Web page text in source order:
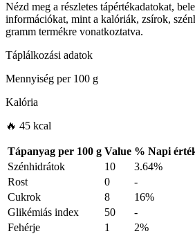
Nézd meg a részletes tápértékadatokat,
információkat, mint a kalóriák, zsírok,
gramm termékre vonatkoztatva.
Táplálkozási adatok
Mennyiség per100 g
Kalória
🔥 45 kcal
Tápanyag per 100 g Value % Napi
Szénhidrátok
10
3.64%
Rost
0
-
Cukrok
8
16%
Glikémiás index
50
-
Fehérje
1
2%